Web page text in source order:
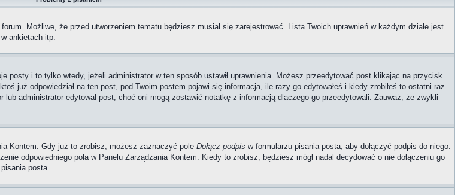
Możliwe, że przed utworzeniem tematu będziesz musiał się zarejestrować. Lista Twoich uprawnień w każdym dziale jest
ankietach itp.
i to tylko wtedy, jeżeli administrator w ten sposób ustawił uprawnienia. Możesz przeedytować post klikając na przycisk
już odpowiedział na ten post, pod Twoim postem pojawi się informacja, ile razy go edytowałeś i kiedy zrobiłeś to ostatni raz.
administrator edytował post, choć oni mogą zostawić notatkę z informacją dlaczego go przeedytowali. Zauważ, że zwykli
Kontem. Gdy już to zrobisz, możesz zaznaczyć pole Dołącz podpis w formularzu pisania posta, aby dołączyć podpis do niego.
odpowiedniego pola w Panelu Zarządzania Kontem. Kiedy to zrobisz, będziesz mógł nadal decydować o nie dołączeniu go
posta.